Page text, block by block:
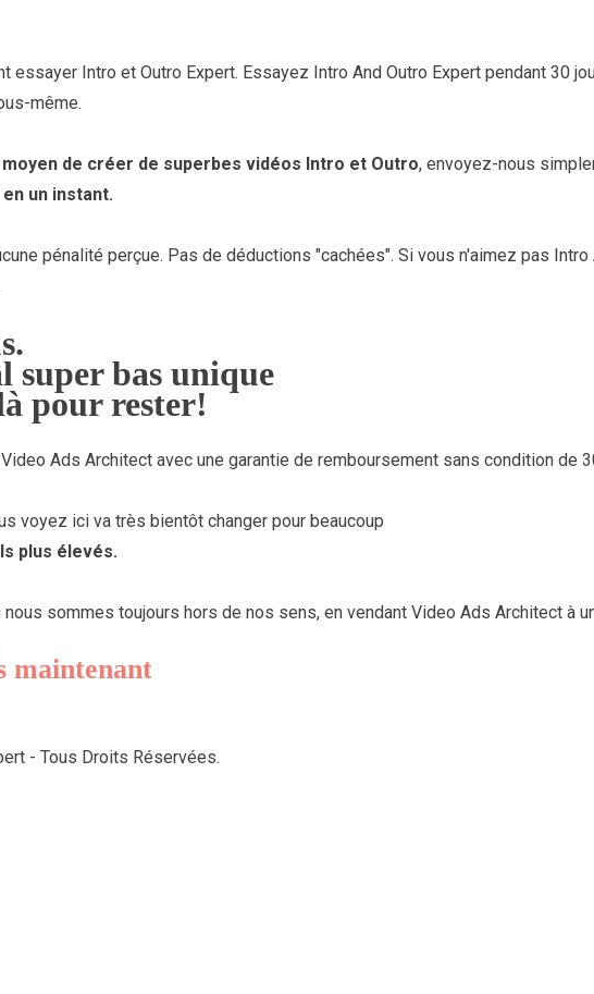
essayer Intro et Outro Expert. Essayez Intro And Outro Expert pendant 30
même.
moyen de créer de superbes vidéos Intro et Outro, envoyez-nous
un instant.
pénalité perçue. Pas de déductions "cachées". Si vous n'aimez pas
super bas unique
pour rester!
Ads Architect avec une garantie de remboursement sans condition de
voyez ici va très bientôt changer pour beaucoup
plus élevés.
sommes toujours hors de nos sens, en vendant Video Ads Architect à
maintenant
- Tous Droits Réservées.